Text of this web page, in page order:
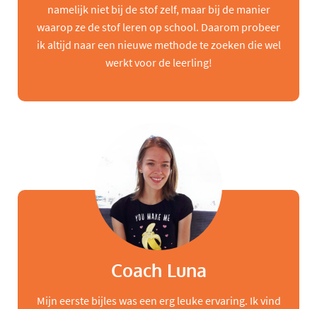
namelijk niet bij de stof zelf, maar bij de manier
waarop ze de stof leren op school. Daarom probeer
ik altijd naar een nieuwe methode te zoeken die wel
werkt voor de leerling!
Coach Luna
Mijn eerste bijles was een erg leuke ervaring. Ik vind